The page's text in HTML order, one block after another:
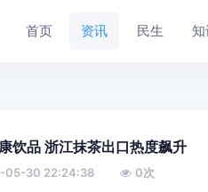
首页 资讯 民生 知
饮品 浙江抹茶出口热度飙升
05-30 22:24:38 0次